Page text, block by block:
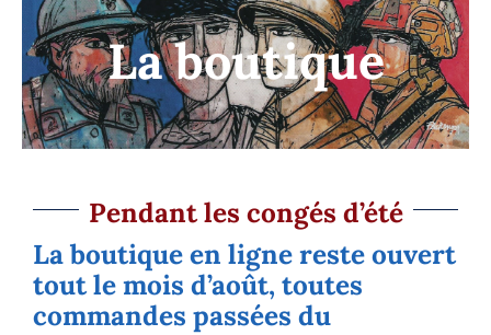
Vins SF-Bardins
Boîte à idées
La boutique
Pendant les congés d’été
La boutique en ligne reste ouvert
tout le mois d’août, toutes
commandes passées du